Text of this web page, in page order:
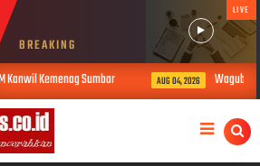
BREAKING
LIVE
Sumbar AUG 04, 2026 Wagub Sumbar Vasko